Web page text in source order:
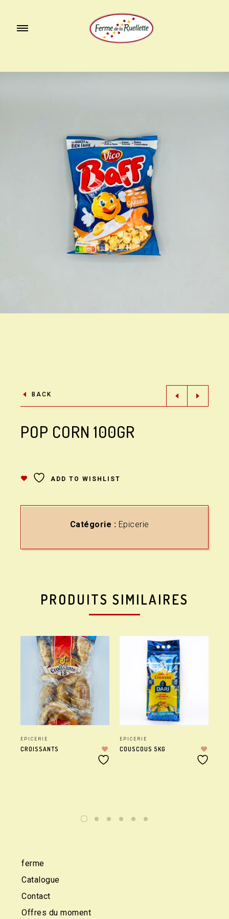
BACK
POP CORN 100GR
ADD TO WISHLIST
Catégorie : Epicerie
PRODUITS SIMILAIRES
EPICERIE
CROISSANTS
EPICERIE
COUSCOUS 5KG
ferme
Catalogue
Contact
Offres du moment